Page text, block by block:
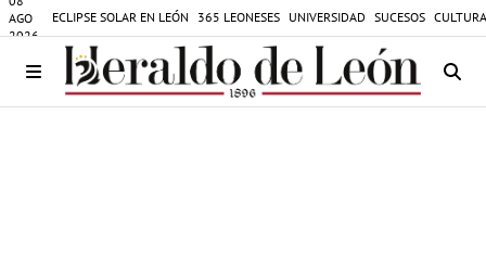
AGO
2026
ECLIPSE SOLAR EN LEÓN 365 LEONESES UNIVERSIDAD SUCESOS